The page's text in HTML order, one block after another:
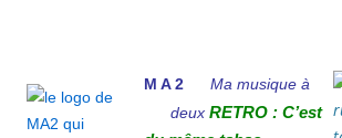
M A 2 Ma musique à
deux RETRO : C’est